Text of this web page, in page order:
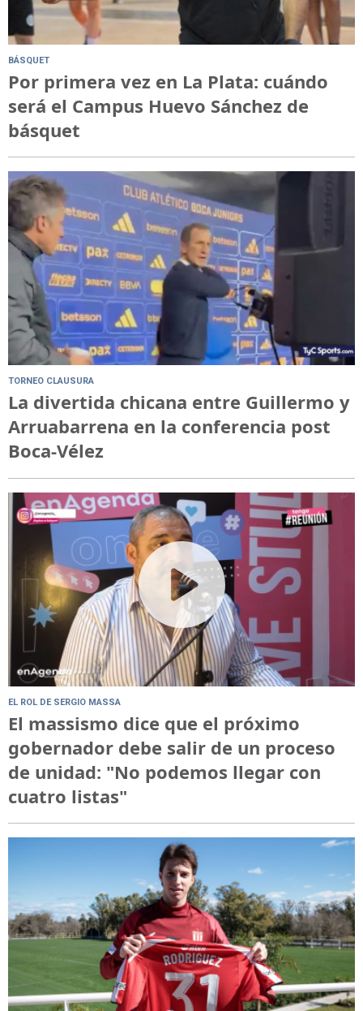
BÁSQUET
Por primera vez en La Plata: cuándo
será el Campus Huevo Sánchez de
básquet
TORNEO CLAUSURA
La divertida chicana entre Guillermo y
Arruabarrena en la conferencia post
Boca-Vélez
EL ROL DE SERGIO MASSA
El massismo dice que el próximo
gobernador debe salir de un proceso
de unidad: "No podemos llegar con
cuatro listas"